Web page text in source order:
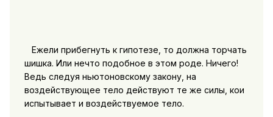
Ежели прибегнуть к гипотезе, то должна торчать
шишка. Или нечто подобное в этом роде. Ничего!
Ведь следуя ньютоновскому закону, на
воздействующее тело действуют те же силы, кои
испытывает и воздействуемое тело.